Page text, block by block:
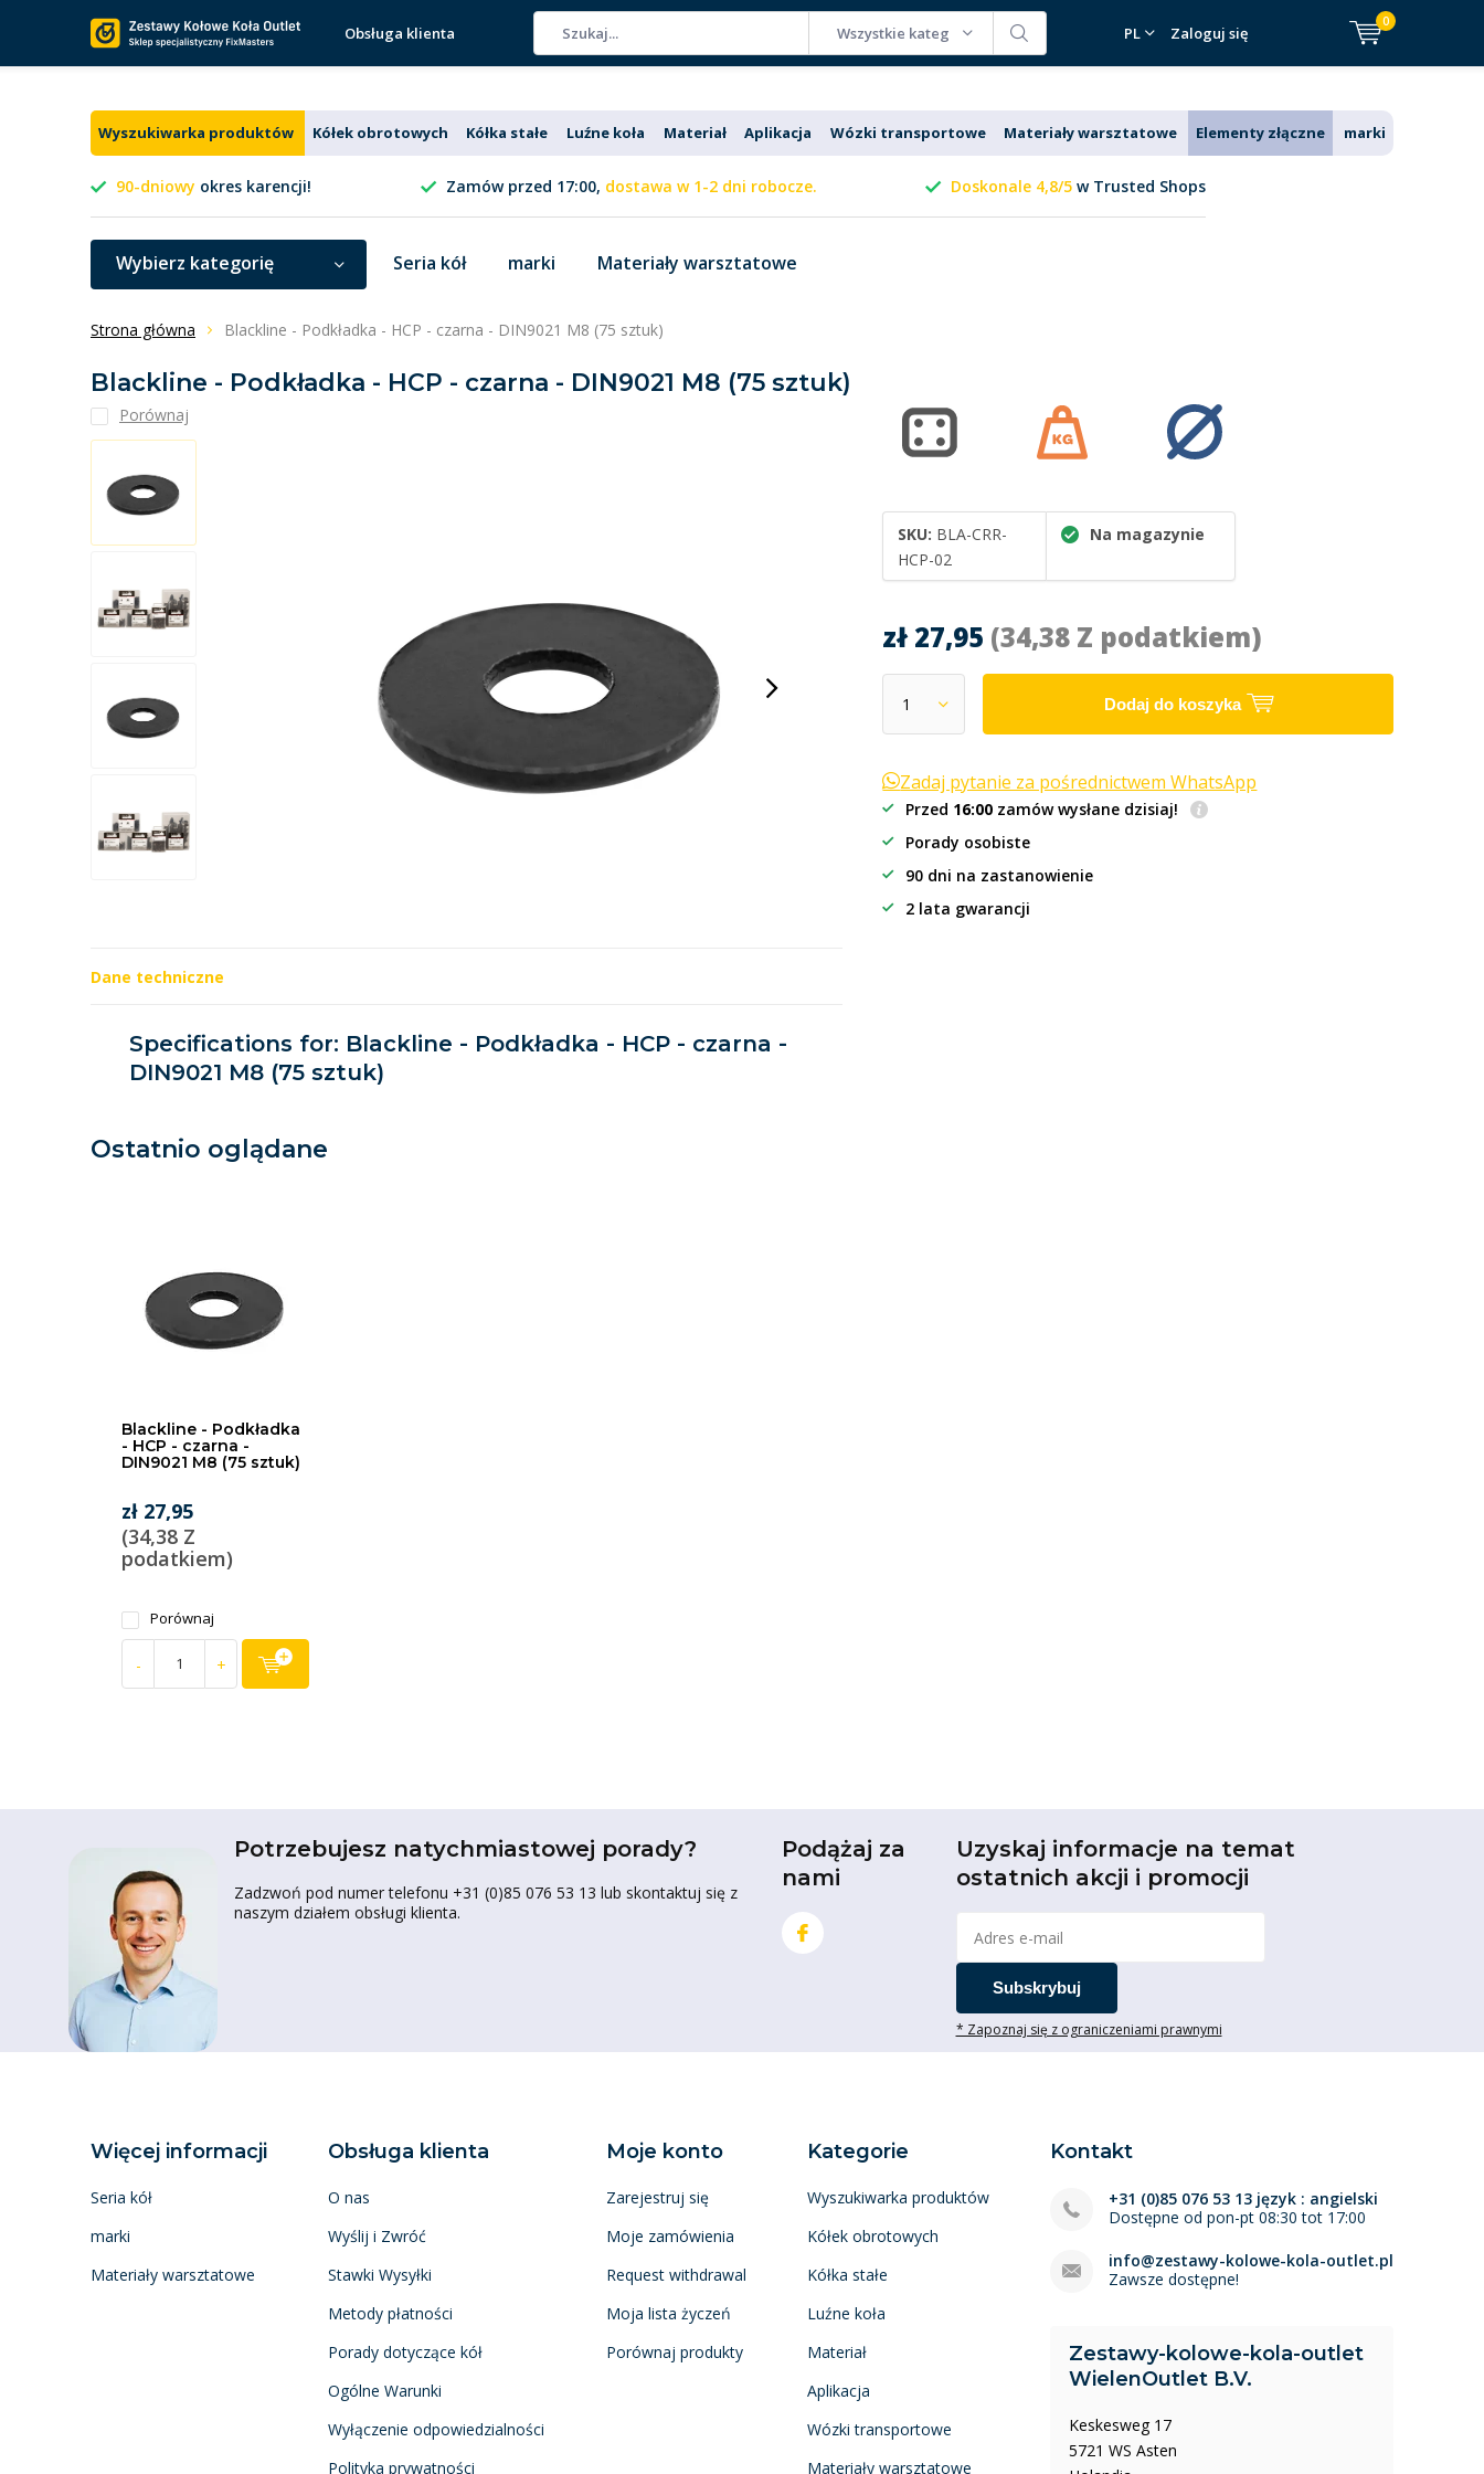
Obsługa klienta Wszystkie kategorie PL Zaloguj się
0
Wyszukiwarka produktów Kółek obrotowych Kółka stałe Luźne koła Materiał Aplikacja Wózki transportowe Materiały warsztatowe Elementy złączne marki
90-dniowy okres karencji! Zamów przed 17:00, dostawa w 1-2 dni robocze. Doskonale 4,8/5 w Trusted Shops
Wybierz kategorię Seria kół marki Materiały warsztatowe
Strona główna Blackline - Podkładka - HCP - czarna - DIN9021 M8 (75 sztuk)
Blackline - Podkładka - HCP - czarna - DIN9021 M8 (75 sztuk)
Porównaj
SKU: BLA-CRR-
HCP-02
Na magazynie
zł 27,95 (34,38 Z podatkiem)
Dodaj do koszyka
Zadaj pytanie za pośrednictwem WhatsApp
Przed 16:00 zamów wysłane dzisiaj!
Porady osobiste
90 dni na zastanowienie
2 lata gwarancji
Dane techniczne
Specifications for: Blackline - Podkładka - HCP - czarna -
DIN9021 M8 (75 sztuk)
Ostatnio oglądane
Blackline - Podkładka
- HCP - czarna -
DIN9021 M8 (75 sztuk)
zł 27,95
(34,38 Z
podatkiem)
Porównaj
- +
Potrzebujesz natychmiastowej porady?
Zadzwoń pod numer telefonu +31 (0)85 076 53 13 lub skontaktuj się z
naszym działem obsługi klienta.
Podążaj za
nami
Uzyskaj informacje na temat
ostatnich akcji i promocji
Subskrybuj
* Zapoznaj się z ograniczeniami prawnymi
Więcej informacji
Seria kół
marki
Materiały warsztatowe
Obsługa klienta
O nas
Wyślij i Zwróć
Stawki Wysyłki
Metody płatności
Porady dotyczące kół
Ogólne Warunki
Wyłączenie odpowiedzialności
Polityka prywatności
Moje konto
Zarejestruj się
Moje zamówienia
Request withdrawal
Moja lista życzeń
Porównaj produkty
Kategorie
Wyszukiwarka produktów
Kółek obrotowych
Kółka stałe
Luźne koła
Materiał
Aplikacja
Wózki transportowe
Materiały warsztatowe
Kontakt
+31 (0)85 076 53 13 język : angielski
Dostępne od pon-pt 08:30 tot 17:00
info@zestawy-kolowe-kola-outlet.pl
Zawsze dostępne!
Zestawy-kolowe-kola-outlet
WielenOutlet B.V.
Keskesweg 17
5721 WS Asten